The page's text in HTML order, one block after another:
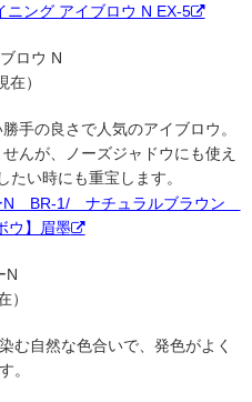
ニング アイブロウ N EX-5
ロウ N
）
手の良さで人気のアイブロウ。
んが、ノーズジャドウにも使え
たい時にも重宝します。
N BR-1/ ナチュラルブラウン
ウ】眉墨
N
）
む自然な色合いで、発色がよく
。